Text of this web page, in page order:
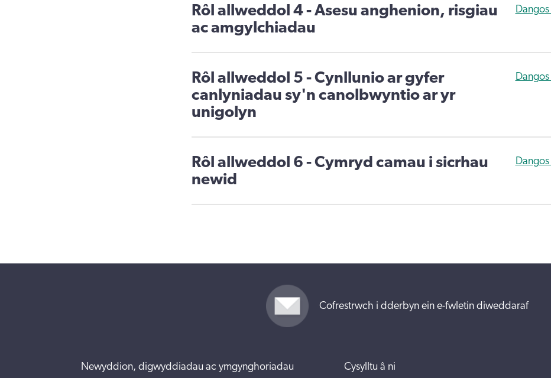
Rôl allweddol 4 - Asesu anghenion, risgiau
ac amgylchiadau
Rôl allweddol 5 - Cynllunio ar gyfer
canlyniadau sy'n canolbwyntio ar yr
unigolyn
Rôl allweddol 6 - Cymryd camau i sicrhau
newid
Cofrestrwch i dderbyn ein e-fwletin diweddaraf
Newyddion, digwyddiadau ac ymgynghoriadau
Cysylltu â ni